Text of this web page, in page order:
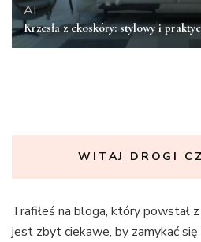
AI
Krzesła z ekoskóry: stylowy i
WITAJ DROGI
Trafiłeś na bloga, który powstał
jest zbyt ciekawe, by zamykać